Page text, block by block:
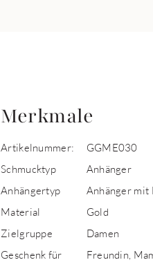
Merkmale
Artikelnummer:
GGME030
Schmucktyp
Anhänger
Anhängertyp
Anhänger mit
Material
Gold
Zielgruppe
Damen
Geschenk für
Freundin,